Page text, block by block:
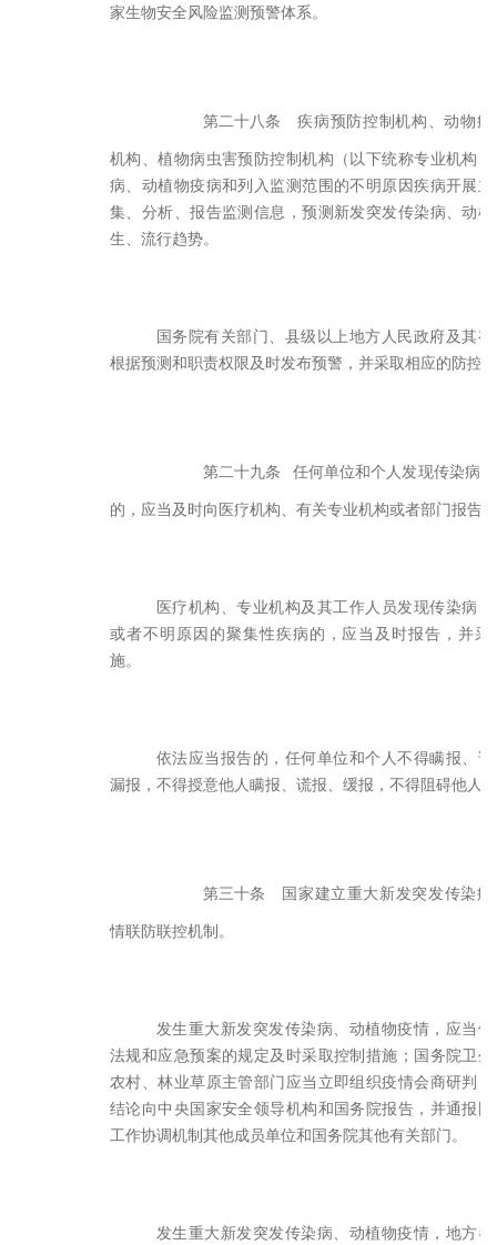
家生物安全风险监测预警体系。
第二十八条 疾病预防控制机构、动物疫
机构、植物病虫害预防控制机构（以下统称专业机构
病、动植物疫病和列入监测范围的不明原因疾病开展
集、分析、报告监测信息，预测新发突发传染病、动
生、流行趋势。
国务院有关部门、县级以上地方人民政府及其
根据预测和职责权限及时发布预警，并采取相应的防控
第二十九条 任何单位和个人发现传染病
的，应当及时向医疗机构、有关专业机构或者部门报告。
医疗机构、专业机构及其工作人员发现传染病
或者不明原因的聚集性疾病的，应当及时报告，并采
施。
依法应当报告的，任何单位和个人不得瞒报、
漏报，不得授意他人瞒报、谎报、缓报，不得阻碍他人
第三十条 国家建立重大新发突发传染病
情联防联控机制。
发生重大新发突发传染病、动植物疫情，应当
法规和应急预案的规定及时采取控制措施；国务院卫
农村、林业草原主管部门应当立即组织疫情会商研判
结论向中央国家安全领导机构和国务院报告，并通报
工作协调机制其他成员单位和国务院其他有关部门。
发生重大新发突发传染病、动植物疫情，地方